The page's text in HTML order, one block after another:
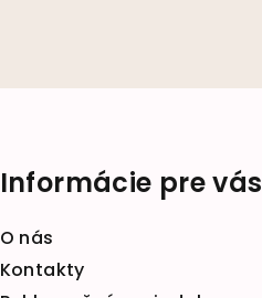
Informácie pre vás
O nás
Kontakty